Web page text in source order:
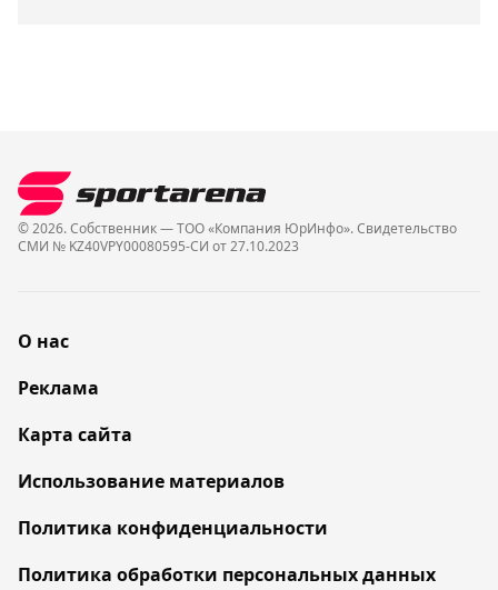
© 2026. Собственник — ТОО «Компания ЮрИнфо». Cвидетельство
СМИ № KZ40VPY00080595-СИ от 27.10.2023
О нас
Реклама
Карта сайта
Использование материалов
Политика конфиденциальности
Политика обработки персональных данных